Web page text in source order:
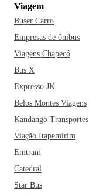
Viagem
Buser Carro
Empresas de ônibus
Viagens Chapecó
Bus X
Expresso JK
Belos Montes Viagens
Kandango Transportes
Viação Itapemirim
Emtram
Catedral
Star Bus